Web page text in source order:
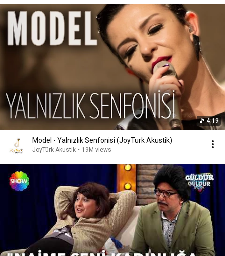
4:19
Model - Yalnızlık Senfonisi (JoyTurk Akustik)
JoyTürk Akustik • 19M views